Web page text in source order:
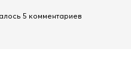
5 комментариев